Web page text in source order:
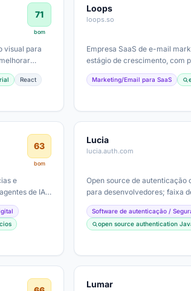
71
bom
visual para
React
Loops
loops.so
Empresa SaaS de e-mail
estágio de crescimento, com
modelos de assinatura e
Marketing/Email para SaaS
63
bom
e
de IA;
Lucia
lucia.auth.com
Open source de autenticação
para desenvolvedores; faixa
zero custo de uso com
Software de autenticação /
open source authentication
Lumar